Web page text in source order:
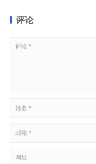
评论